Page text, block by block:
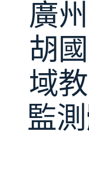
廣
胡
域
監